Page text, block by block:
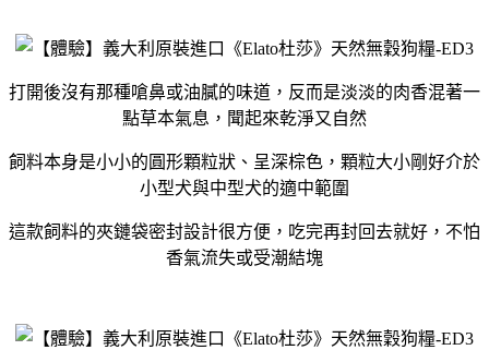
打開後沒有那種嗆鼻或油膩的味道，反而是淡淡的肉香混著一
點草本氣息，聞起來乾淨又自然
飼料本身是小小的圓形顆粒狀、呈深棕色，顆粒大小剛好介於
小型犬與中型犬的適中範圍
這款飼料的夾鏈袋密封設計很方便，吃完再封回去就好，不怕
香氣流失或受潮結塊